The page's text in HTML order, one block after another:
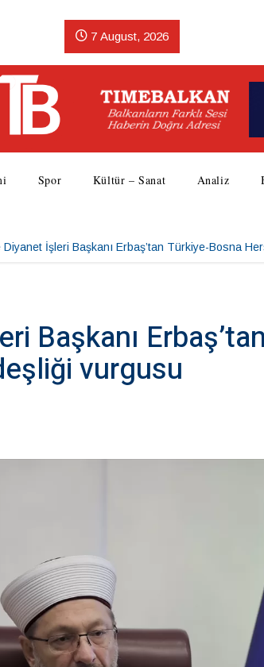
7 August, 2026
Spor Kültür – Sanat Analiz
Diyanet İşleri Başkanı Erbaş’tan Türkiye-Bosna
Başkanı
vurgusu